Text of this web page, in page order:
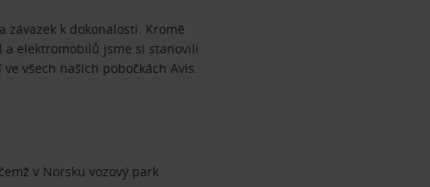
závazek k dokonalosti. Kromě
elektromobilů jsme si stanovili
všech našich pobočkách Avis.
v Norsku vozový park